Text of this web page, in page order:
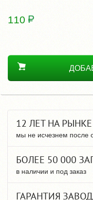
110
12 ЛЕТ НА РЫНКЕ
мы не исчезнем после
БОЛЕЕ 50 000
в наличии и под заказ
ГАРАНТИЯ